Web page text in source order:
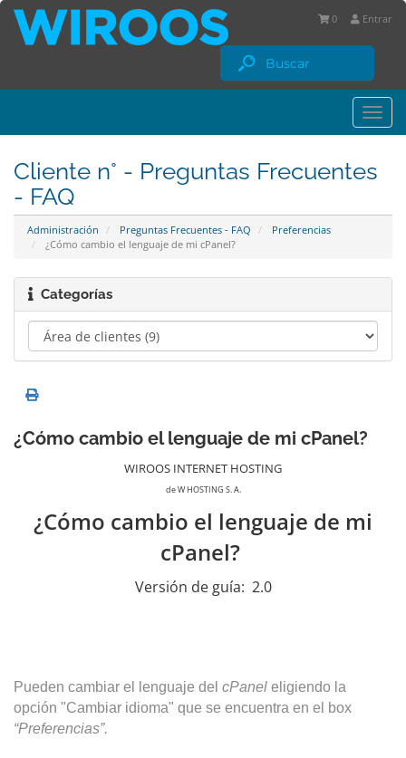
Entrar
0
Cliente n° - Preguntas Frecuentes
- FAQ
Administración Preguntas Frecuentes - FAQ
Preferencias
¿Cómo cambio el lenguaje de mi cPanel?
Categorías
¿Cómo cambio el lenguaje de mi cPanel?
WIROOS INTERNET HOSTING
de W HOSTING S. A.
¿Cómo cambio el lenguaje de mi
cPanel?
Versión de guía: 2.0
Pueden cambiar el lenguaje del cPanel eligiendo la
opción "Cambiar idioma" que se encuentra en el box
“Preferencias”.